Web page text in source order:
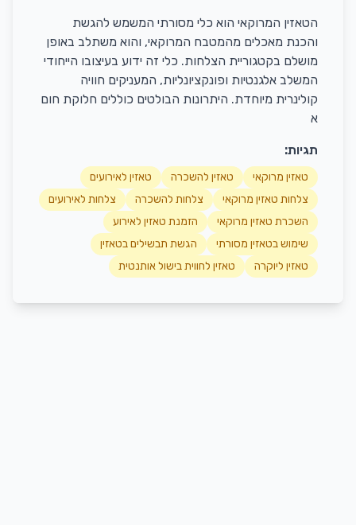
הטאזין המרוקאי הוא כלי מסורתי המשמש להגשת
והכנת מאכלים מהמטבח המרוקאי, והוא משתלב באופן
מושלם בקטגוריית הצלחות. כלי זה ידוע בעיצובו הייחודי
המשלב אלגנטיות ופונקציונליות, המעניקים חוויה
קולינרית מיוחדת. היתרונות הבולטים כוללים חלוקת חום
א
תגיות:
טאזין מרוקאי טאזין להשכרה
טאזין לאירועים
צלחות טאזין מרוקאי
צלחות להשכרה
צלחות לאירועים
השכרת טאזין מרוקאי
הזמנת טאזין לאירוע
שימוש בטאזין מסורתי
הגשת תבשילים בטאזין
טאזין ליוקרה
טאזין לחווית בישול אותנטית